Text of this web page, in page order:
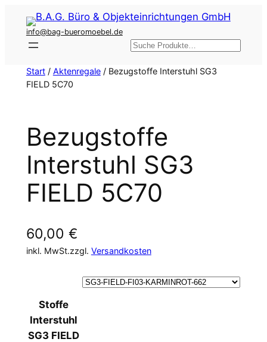
Inhalt
springen
info@bag-bueromoebel.de
Suchen
Start/ Aktenregale/ Bezugstoffe Interstuhl SG3
FIELD 5C70
Bezugstoffe
Interstuhl SG3
FIELD 5C70
60,00 €
inkl. MwSt.zzgl. Versandkosten
Stoffe
Interstuhl
SG3 FIELD